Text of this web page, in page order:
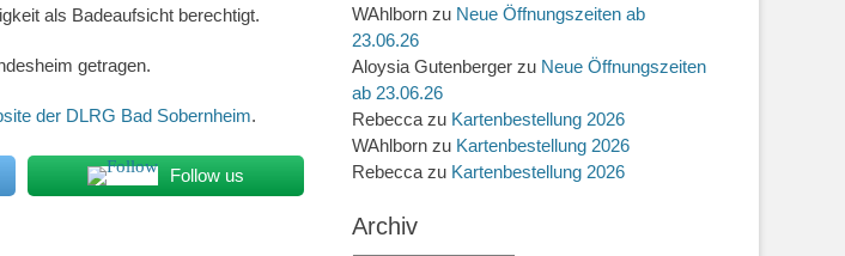
als Badeaufsicht berechtigt.
getragen.
der DLRG Bad Sobernheim.
Follow us
WAhlborn zu Neue Öffnungszeiten ab
23.06.26
Aloysia Gutenberger zu Neue Öffnungszeiten
ab 23.06.26
Rebecca zu Kartenbestellung 2026
WAhlborn zu Kartenbestellung 2026
Rebecca zu Kartenbestellung 2026
Archiv